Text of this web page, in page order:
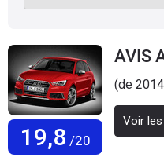
Services
Forum
Moto
19,8 /20
AVIS
(de
Voir les